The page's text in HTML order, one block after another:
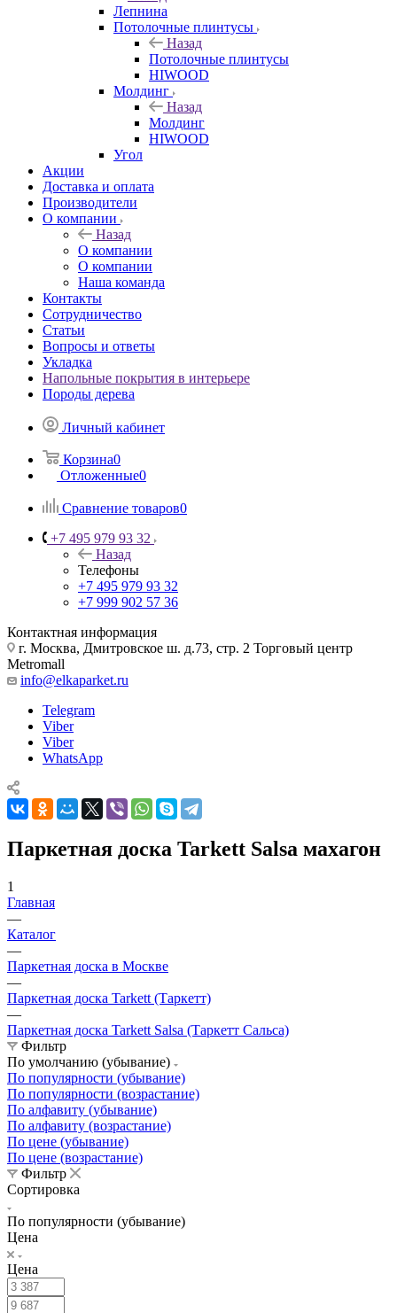
Лепнина
Потолочные плинтусы
Назад
Потолочные плинтусы
HIWOOD
Молдинг
Назад
Молдинг
HIWOOD
Угол
Акции
Доставка и оплата
Производители
О компании
Назад
О компании
О компании
Наша команда
Контакты
Сотрудничество
Статьи
Вопросы и ответы
Укладка
Напольные покрытия в интерьере
Породы дерева
Личный кабинет
Корзина0
Отложенные0
Сравнение товаров0
+7 495 979 93 32
Назад
Телефоны
+7 495 979 93 32
+7 999 902 57 36
Контактная информация
г. Москва, Дмитровское ш. д.73, стр. 2 Торговый центр
Metromall
info@elkaparket.ru
Telegram
Viber
Viber
WhatsApp
Паркетная доска Tarkett Salsa махагон
1
Главная
—
Каталог
—
Паркетная доска в Москве
—
Паркетная доска Tarkett (Таркетт)
—
Паркетная доска Tarkett Salsa (Таркетт Сальса)
Фильтр
По умолчанию (убывание)
По популярности (убывание)
По популярности (возрастание)
По алфавиту (убывание)
По алфавиту (возрастание)
По цене (убывание)
По цене (возрастание)
Фильтр
Сортировка
По популярности (убывание)
Цена
Цена